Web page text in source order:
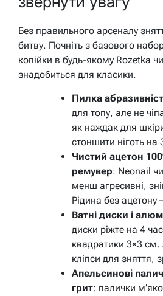
Без правильного арсеналу
битву. Почніть з базового
копійки в будь-якому Rozetka
знадобиться для класики.
Пилка
для топу, але не
як наждак для
стоншити ніготь на
Чистий ацетон
ремувер: Neonail
менш агресивні,
Рідина без
Ватні диски і
диски ріжте на 4
квадратики 3×3 см.
кліпси для зняття,
Апельсинові
грит: палички